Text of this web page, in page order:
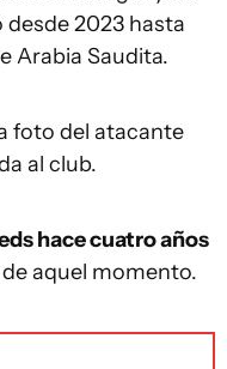
2023 hasta
Arabia Saudita.
foto del atacante
al club.
hace cuatro años
aquel momento.